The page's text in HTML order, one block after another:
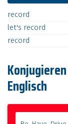
record
let's record
record
Englisch